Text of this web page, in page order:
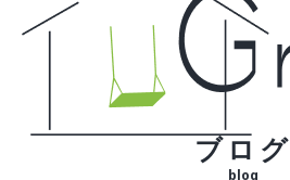
ブログ
blog